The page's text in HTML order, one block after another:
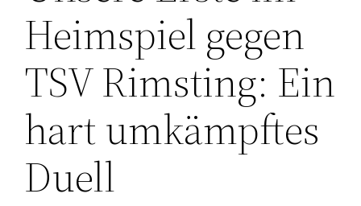
Heimspiel gegen
TSV Rimsting: Ein
hart umkämpftes
Duell